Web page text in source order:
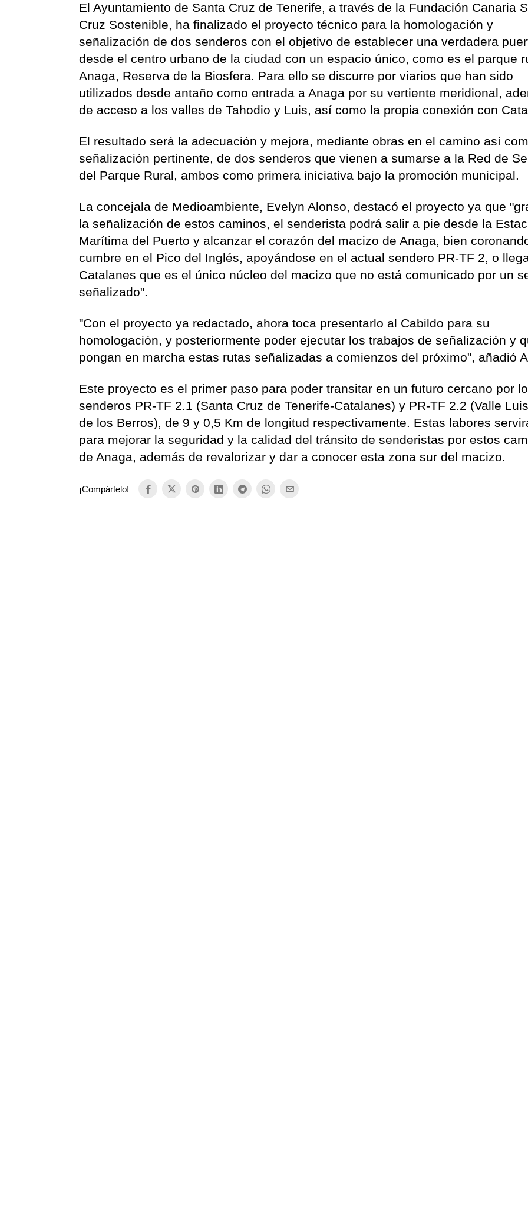
El Ayuntamiento de Santa Cruz de Tenerife, a través de la Fundación Canaria
Cruz Sostenible, ha finalizado el proyecto técnico para la homologación y
señalización de dos senderos con el objetivo de establecer una verdadera
desde el centro urbano de la ciudad con un espacio único, como es el parque
Anaga, Reserva de la Biosfera. Para ello se discurre por viarios que han sido
utilizados desde antaño como entrada a Anaga por su vertiente meridional,
de acceso a los valles de Tahodio y Luis, así como la propia conexión con
El resultado será la adecuación y mejora, mediante obras en el camino así
señalización pertinente, de dos senderos que vienen a sumarse a la Red de
del Parque Rural, ambos como primera iniciativa bajo la promoción municipal.
La concejala de Medioambiente, Evelyn Alonso, destacó el proyecto ya que
la señalización de estos caminos, el senderista podrá salir a pie desde la
Marítima del Puerto y alcanzar el corazón del macizo de Anaga, bien
cumbre en el Pico del Inglés, apoyándose en el actual sendero PR-TF 2, o
Catalanes que es el único núcleo del macizo que no está comunicado por un
señalizado".
"Con el proyecto ya redactado, ahora toca presentarlo al Cabildo para su
homologación, y posteriormente poder ejecutar los trabajos de señalización y
pongan en marcha estas rutas señalizadas a comienzos del próximo", añadió
Este proyecto es el primer paso para poder transitar en un futuro cercano por
senderos PR-TF 2.1 (Santa Cruz de Tenerife-Catalanes) y PR-TF 2.2 (Valle
de los Berros), de 9 y 0,5 Km de longitud respectivamente. Estas labores
para mejorar la seguridad y la calidad del tránsito de senderistas por estos
de Anaga, además de revalorizar y dar a conocer esta zona sur del macizo.
¡Compártelo!